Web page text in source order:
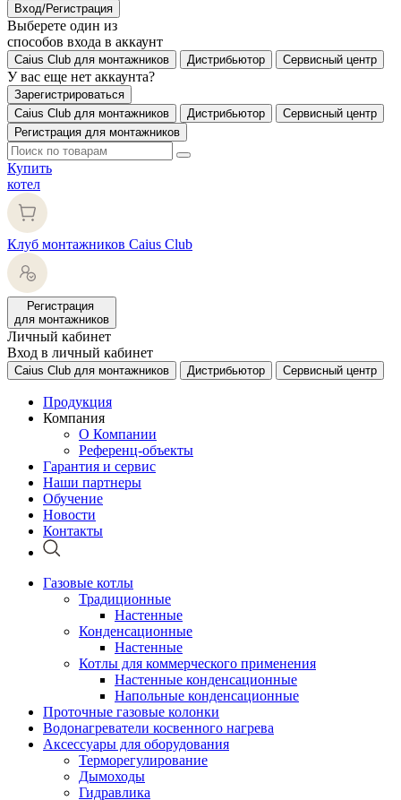
Вход/Регистрация
Выберете один из
способов входа в аккаунт
Caius Club для монтажников Дистрибьютор Сервисный центр
У вас еще нет аккаунта?
Зарегистрироваться
Caius Club для монтажников
Дистрибьютор
Сервисный центр
Регистрация для монтажников
Купить
котел
Клуб монтажников Caius Club
Регистрация
для монтажников
Личный кабинет
Вход в личный кабинет
Caius Club для монтажников Дистрибьютор Сервисный центр
Продукция
Компания
О Компании
Референц-объекты
Гарантия и сервис
Наши партнеры
Обучение
Новости
Контакты
Газовые котлы
Традиционные
Настенные
Конденсационные
Настенные
Котлы для коммерческого применения
Настенные конденсационные
Напольные конденсационные
Проточные газовые колонки
Водонагреватели косвенного нагрева
Аксессуары для оборудования
Терморегулирование
Дымоходы
Гидравлика